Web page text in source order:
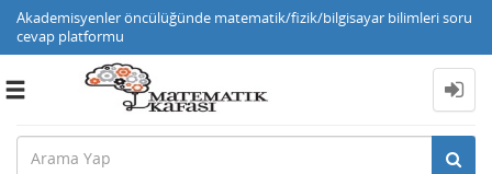
Akademisyenler öncülüğünde matematik/fizik/bilgisayar bilimleri soru
cevap platformu
Toggle